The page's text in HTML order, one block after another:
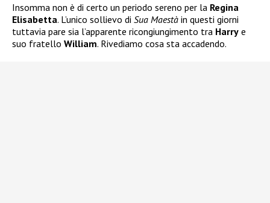
Insomma non è di certo un periodo sereno per la Regina
Elisabetta. L’unico sollievo di Sua Maestà in questi giorni
tuttavia pare sia l’apparente ricongiungimento tra Harry e
suo fratello William. Rivediamo cosa sta accadendo.